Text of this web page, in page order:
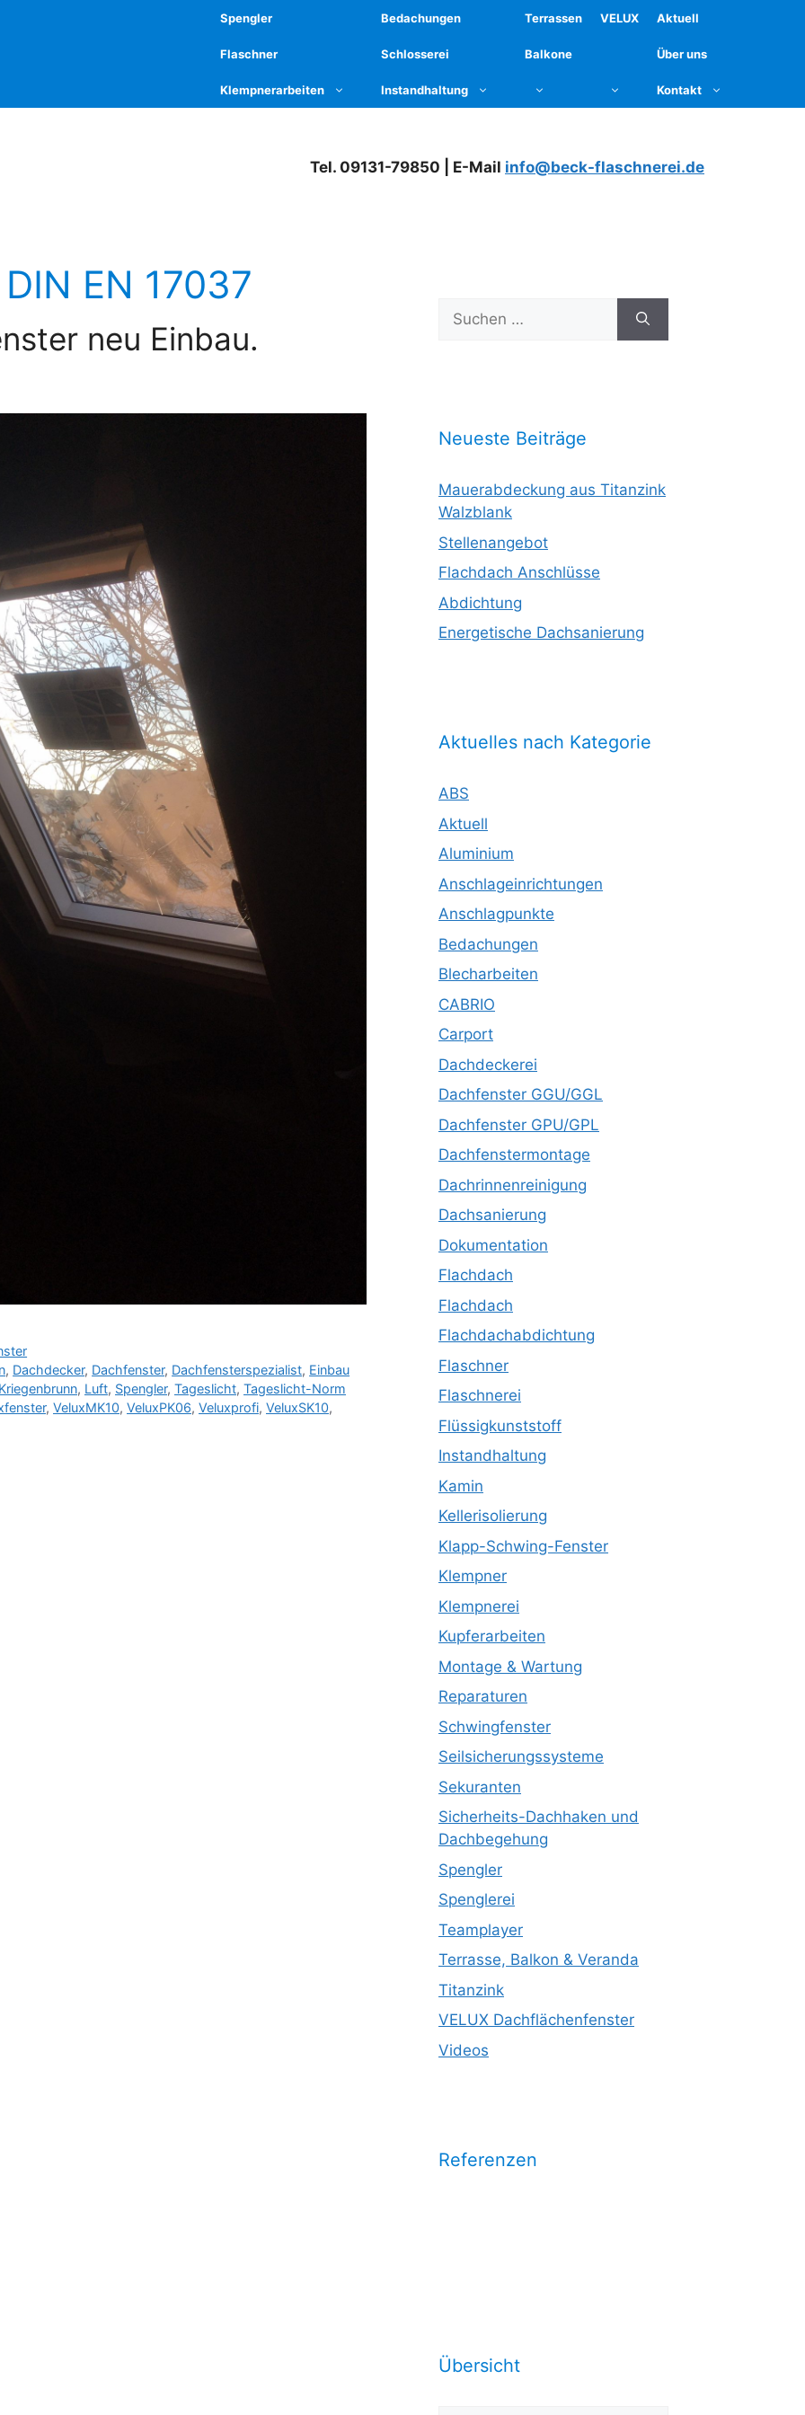
Spengler
Flaschner
Klempnerarbeiten
Bedachungen
Schlosserei
Instandhaltung
Terrassen
Balkone
VELUX Aktuell
Über uns
Kontakt
Tel. 09131-79850 | E-Mail info@beck-flaschnerei.de
EN 17037
neu Einbau.
, Dachdecker, Dachfenster, Dachfensterspezialist, Einbau
Kriegenbrunn, Luft, Spengler, Tageslicht, Tageslicht-Norm
, VeluxMK10, VeluxPK06, Veluxprofi, VeluxSK10,
Suchen
nach:
Neueste Beiträge
Mauerabdeckung aus Titanzink
Walzblank
Stellenangebot
Flachdach Anschlüsse
Abdichtung
Energetische Dachsanierung
Aktuelles nach Kategorie
ABS
Aktuell
Aluminium
Anschlageinrichtungen
Anschlagpunkte
Bedachungen
Blecharbeiten
CABRIO
Carport
Dachdeckerei
Dachfenster GGU/GGL
Dachfenster GPU/GPL
Dachfenstermontage
Dachrinnenreinigung
Dachsanierung
Dokumentation
Flachdach
Flachdach
Flachdachabdichtung
Flaschner
Flaschnerei
Flüssigkunststoff
Instandhaltung
Kamin
Kellerisolierung
Klapp-Schwing-Fenster
Klempner
Klempnerei
Kupferarbeiten
Montage & Wartung
Reparaturen
Schwingfenster
Seilsicherungssysteme
Sekuranten
Sicherheits-Dachhaken und
Dachbegehung
Spengler
Spenglerei
Teamplayer
Terrasse, Balkon & Veranda
Titanzink
VELUX Dachflächenfenster
Videos
Referenzen
Übersicht